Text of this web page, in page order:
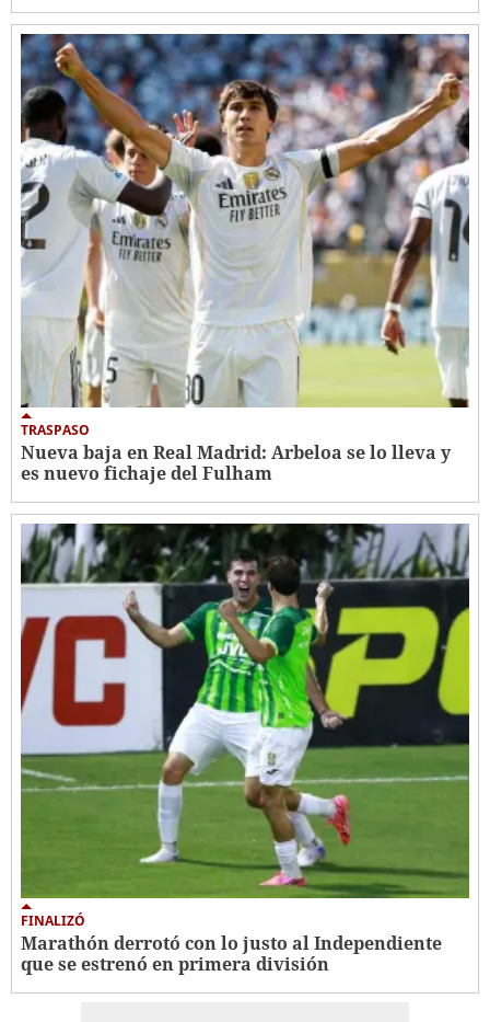
TRASPASO
Nueva baja en Real Madrid: Arbeloa se lo lleva y
es nuevo fichaje del Fulham
FINALIZÓ
Marathón derrotó con lo justo al Independiente
que se estrenó en primera división